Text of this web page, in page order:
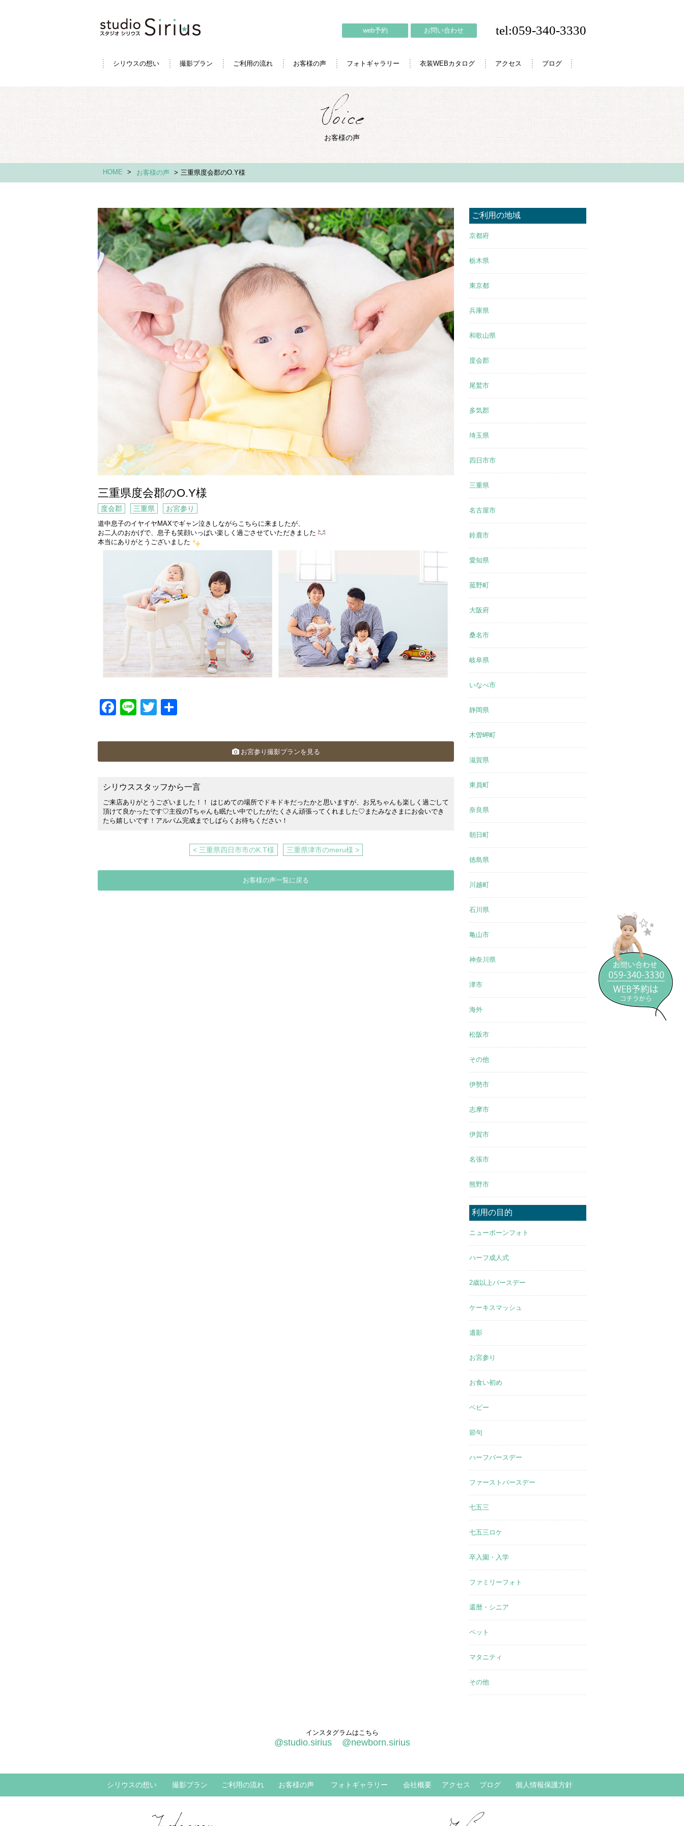
シリウスの想い 撮影プラン ご利用の流れ お客様の声 フォトギャラリー 衣装WEBカタログ アクセス ブログ
web予約 お問い合わせ tel:059-340-3330
お客様の声
HOME > お客様の声 > 三重県度会郡のO.Y様
三重県度会郡のO.Y様
度会郡 三重県 お宮参り
道中息子のイヤイヤMAXでギャン泣きしながらこちらに来ましたが、
お二人のおかげで、息子も笑顔いっぱい楽しく過ごさせていただきました
本当にありがとうございました
Facebook
LineTwitter
お宮参り撮影プランを見る
シリウススタッフから一言
ご来店ありがとうございました！！ はじめての場所でドキドキだったかと思いますが、お兄ちゃんも楽しく過ごして
頂けて良かったです♡主役のTちゃんも眠たい中でしたがたくさん頑張ってくれました♡またみなさまにお会いでき
たら嬉しいです！アルバム完成までしばらくお待ちください！
< 三重県四日市市のK.T様 三重県津市のmeru様 >
お客様の声一覧に戻る
ご利用の地域
京都府
栃木県
東京都
兵庫県
和歌山県
度会郡
尾鷲市
多気郡
埼玉県
四日市市
三重県
名古屋市
鈴鹿市
愛知県
菰野町
大阪府
桑名市
岐阜県
いなべ市
静岡県
木曽岬町
滋賀県
東員町
奈良県
朝日町
徳島県
川越町
石川県
亀山市
神奈川県
津市
海外
松阪市
その他
伊勢市
志摩市
伊賀市
名張市
熊野市
利用の目的
ニューボーンフォト
ハーフ成人式
2歳以上バースデー
ケーキスマッシュ
遺影
お宮参り
お食い初め
ベビー
節句
ハーフバースデー
ファーストバースデー
七五三
七五三ロケ
卒入園・入学
ファミリーフォト
還暦・シニア
ペット
マタニティ
その他
インスタグラムはこちら
@studio.sirius @newborn.sirius
シリウスの想い 撮影プラン ご利用の流れ お客様の声 フォトギャラリー 会社概要 アクセス ブログ 個人情報保護方針